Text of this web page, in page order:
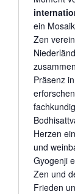
ein
Zen
Präsenz
Herzen
und
Gyogenji
Zen und
Frieden